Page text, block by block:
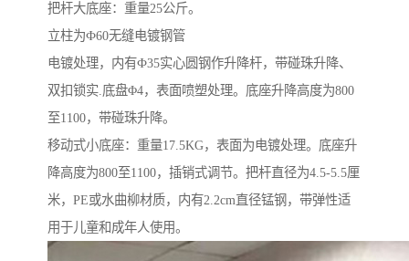
把杆大底座：重量25公斤。
立柱为Ф60无缝电镀钢管
电镀处理，内有Ф35实心圆钢作升降杆，带碰珠升降、
双扣锁实.底盘Φ4，表面喷塑处理。底座升降高度为800
至1100，带碰珠升降。
移动式小底座：重量17.5KG，表面为电镀处理。底座升
降高度为800至1100，插销式调节。把杆直径为4.5-5.5厘
米，PE或水曲柳材质，内有2.2cm直径锰钢，带弹性适
用于儿童和成年人使用。